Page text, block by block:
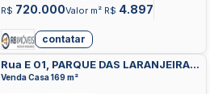
R$ 720.000Valor m² R$ 4.897
contatar
Rua E 01, PARQUE DAS LARANJEIRAS,
GOIANIA
Venda Casa 169 m²